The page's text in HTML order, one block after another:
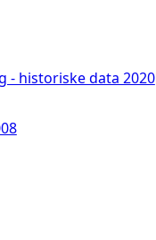
- historiske data 2020